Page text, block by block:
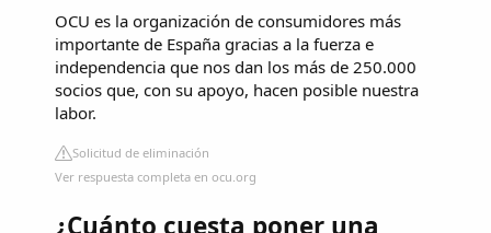
OCU es la organización de consumidores más
importante de España gracias a la fuerza e
independencia que nos dan los más de 250.000
socios que, con su apoyo, hacen posible nuestra
labor.
Solicitud de eliminación
Ver respuesta completa en ocu.org
¿Cuánto cuesta poner una